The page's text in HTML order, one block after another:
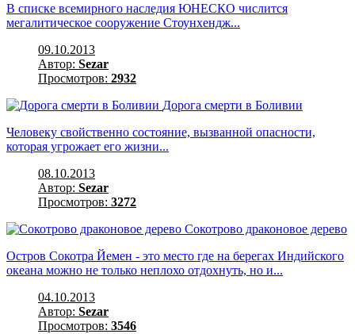
В списке всемирного наследия ЮНЕСКО числится
мегалитическое сооружение Стоунхендж...
09.10.2013
Автор: Sezar
Просмотров: 2932
Дорога смерти в Боливии
Человеку свойственно состояние, вызванной опасности,
которая угрожает его жизни...
08.10.2013
Автор: Sezar
Просмотров: 3272
Сокотрово драконовое дерево
Остров Сокотра Йемен - это место где на берегах Индийского
океана можно не только неплохо отдохнуть, но и...
04.10.2013
Автор: Sezar
Просмотров: 3546